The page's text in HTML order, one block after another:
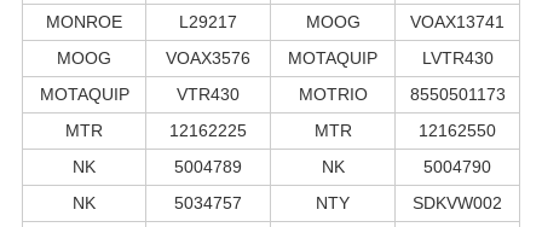
MONROE
L29217 MOOG
VOAX13741
MOOG
VOAX3576 MOTAQUIP
LVTR430
MOTAQUIP
VTR430 MOTRIO
8550501173
MTR
12162225 MTR
12162550
NK
5004789 NK
5004790
NK
5034757 NTY
SDKVW002